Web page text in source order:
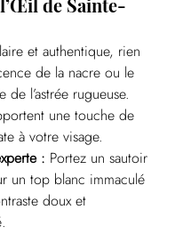
de Sainte-
et authentique, rien
de la nacre ou le
l’astrée rugueuse.
une touche de
à votre visage.
: Portez un sautoir
un top blanc immaculé
doux et